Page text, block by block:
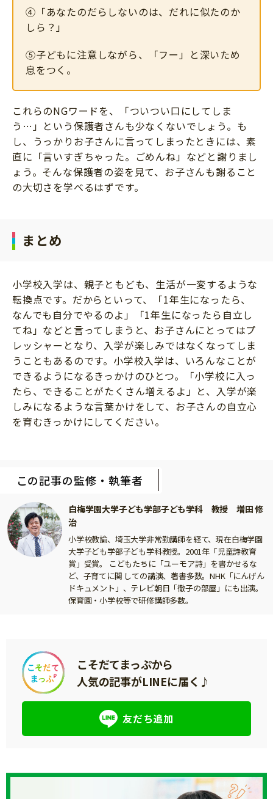
④「あなたのだらしないのは、だれに似たのか
しら？」
⑤子どもに注意しながら、「フー」と深いため
息をつく。
これらのNGワードを、「ついつい口にしてしま
う…」という保護者さんも少なくないでしょう。も
し、うっかりお子さんに言ってしまったときには、素
直に「言いすぎちゃった。ごめんね」などと謝りまし
ょう。そんな保護者の姿を見て、お子さんも謝ること
の大切さを学べるはずです。
まとめ
小学校入学は、親子ともども、生活が一変するような
転換点です。だからといって、「1年生になったら、
なんでも自分でやるのよ」「1年生になったら自立し
てね」などと言ってしまうと、お子さんにとってはプ
レッシャーとなり、入学が楽しみではなくなってしま
うこともあるのです。小学校入学は、いろんなことが
できるようになるきっかけのひとつ。「小学校に入っ
たら、できることがたくさん増えるよ」と、入学が楽
しみになるような言葉かけをして、お子さんの自立心
を育むきっかけにしてください。
この記事の監修・執筆者
白梅学園大学子ども学部子ども学科 教授 増田 修
治
小学校教諭、埼玉大学非常勤講師を経て、現在白梅学園
大学子ども学部子ども学科教授。2001年「児童詩教育
賞」受賞。 こどもたちに「ユーモア詩」を書かせるな
ど、子育てに関 しての講演、著書多数。NHK「にんげん
ドキュメント」、テレビ朝日「徹子の部屋」にも出演。
保育園・小学校等で研修講師多数。
こそだてまっぷから
人気の記事がLINEに届く♪
友だち追加